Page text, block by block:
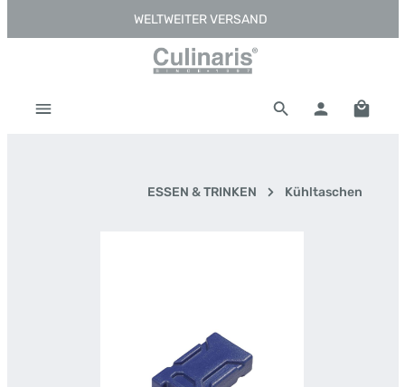
Zum Hauptinhalt springenWELTWEITER VERSAND
ESSEN & TRINKEN Kühltaschen